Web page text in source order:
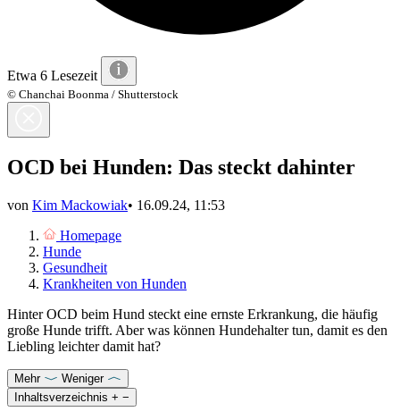
Etwa 6 Lesezeit
© Chanchai Boonma / Shutterstock
OCD bei Hunden: Das steckt dahinter
von Kim Mackowiak• 16.09.24, 11:53
Homepage
Hunde
Gesundheit
Krankheiten von Hunden
Hinter OCD beim Hund steckt eine ernste Erkrankung, die häufig
große Hunde trifft. Aber was können Hundehalter tun, damit es den
Liebling leichter damit hat?
Mehr
Weniger
Inhaltsverzeichnis + −